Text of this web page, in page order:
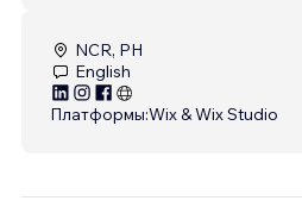
NCR, PH
English
Платформы:Wix & Wix Studio